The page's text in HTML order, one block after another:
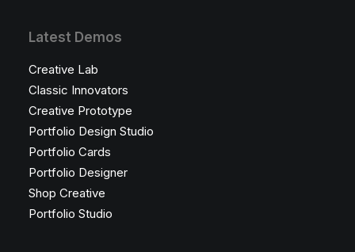
Latest Demos
Creative Lab
Classic Innovators
Creative Prototype
Portfolio Design Studio
Portfolio Cards
Portfolio Designer
Shop Creative
Portfolio Studio